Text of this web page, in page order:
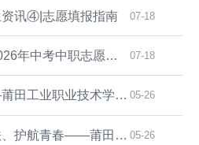
讯④|志愿填报指南 07-18
莆田工业职业技术学校2026年中考中职志愿填报指南 07-18
匠心致远，守护成长——莆田工业职业技术学校召开班主任经验交流暨安全工作培训会 05-26
【法治进校园】知法守法、护航青春——莆田工业职业技术学校预防未成年人犯罪专题讲座圆满举行 05-26